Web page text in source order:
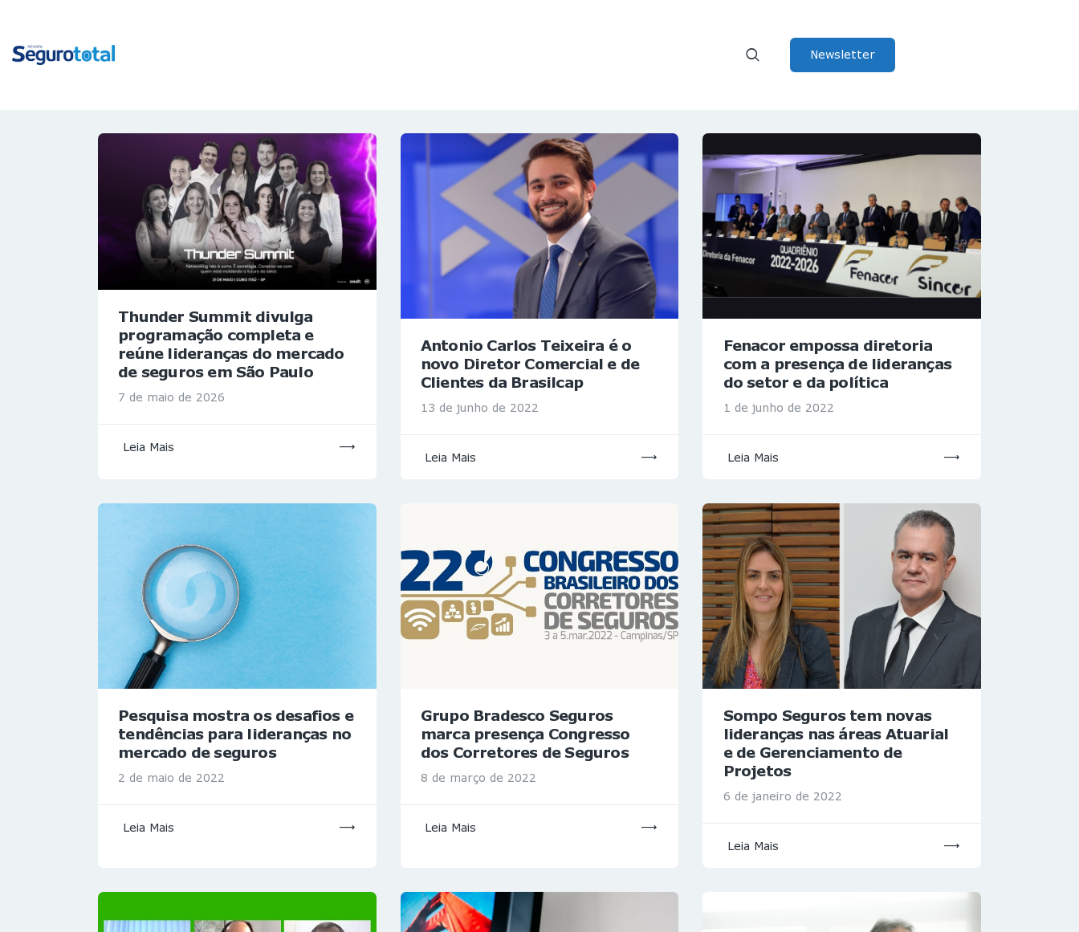
Newsletter
HOME
Thunder Summit divulga
programação completa e
reúne lideranças do mercado
de seguros em São Paulo
7 de maio de 2026
Leia Mais
Antonio Carlos Teixeira é o
novo Diretor Comercial e de
Clientes da Brasilcap
13 de junho de 2022
Leia Mais
Fenacor empossa diretoria
com a presença de lideranças
do setor e da política
1 de junho de 2022
Leia Mais
Pesquisa mostra os desafios e
tendências para lideranças no
mercado de seguros
2 de maio de 2022
Leia Mais
Grupo Bradesco Seguros
marca presença Congresso
dos Corretores de Seguros
8 de março de 2022
Leia Mais
Sompo Seguros tem novas
lideranças nas áreas Atuarial
e de Gerenciamento de
Projetos
6 de janeiro de 2022
Leia Mais